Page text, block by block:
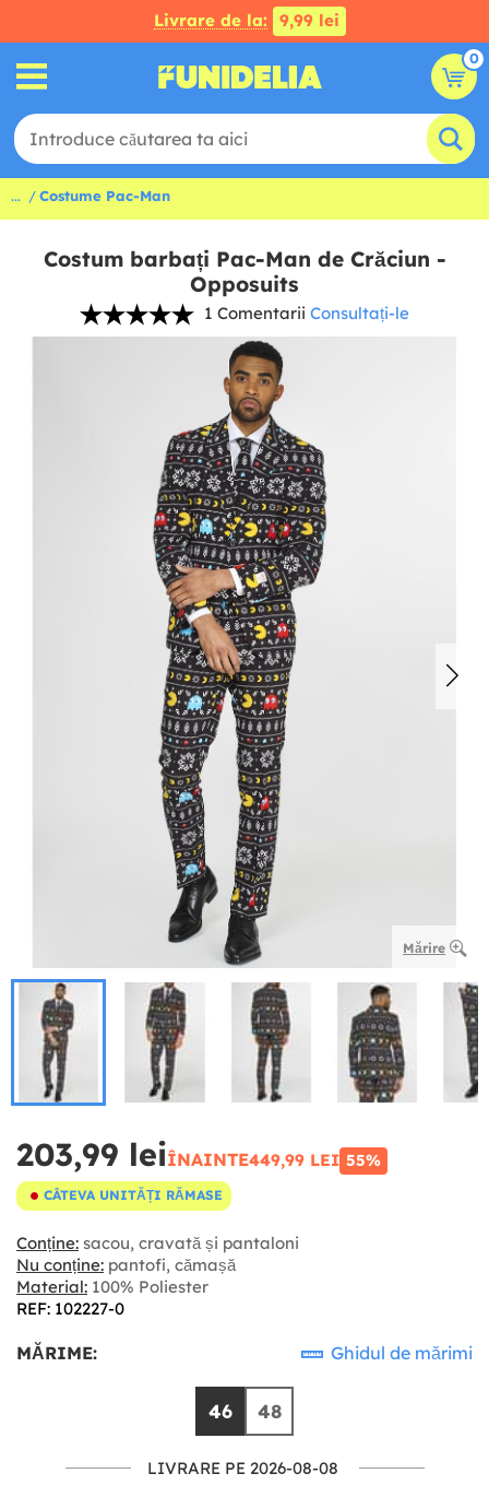
Livrare de la: 9,99 lei
0
... Costume Pac-Man
Costum barbați Pac-Man de Crăciun -
Opposuits
1 Comentarii Consultați-le
Mărire
203,99 leiÎNAINTE449,99 LEI 55%
CÂTEVA UNITĂȚI RĂMASE
Conține: sacou, cravată și pantaloni
Nu conține: pantofi, cămașă
Material: 100% Poliester
REF: 102227-0
MĂRIME: Ghidul de mărimi
46 48
LIVRARE PE 2026-08-08